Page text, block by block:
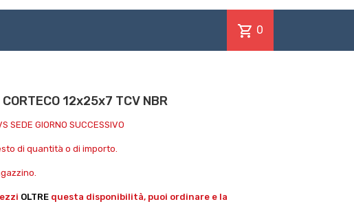
shopping_cart 0
12x25x7 TCV NBR
SEDE GIORNO SUCCESSIVO
di quantità o di importo.
OLTRE questa disponibilità, puoi ordinare e la